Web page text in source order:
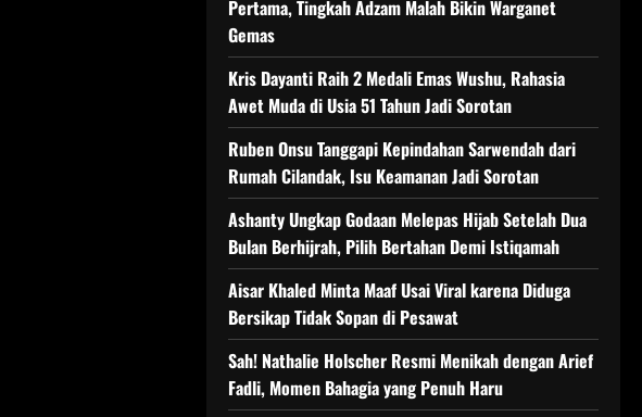
Pertama, Tingkah Adzam Malah Bikin Warganet
Gemas
Kris Dayanti Raih 2 Medali Emas Wushu, Rahasia
Awet Muda di Usia 51 Tahun Jadi Sorotan
Ruben Onsu Tanggapi Kepindahan Sarwendah dari
Rumah Cilandak, Isu Keamanan Jadi Sorotan
Ashanty Ungkap Godaan Melepas Hijab Setelah Dua
Bulan Berhijrah, Pilih Bertahan Demi Istiqamah
Aisar Khaled Minta Maaf Usai Viral karena Diduga
Bersikap Tidak Sopan di Pesawat
Sah! Nathalie Holscher Resmi Menikah dengan Arief
Fadli, Momen Bahagia yang Penuh Haru